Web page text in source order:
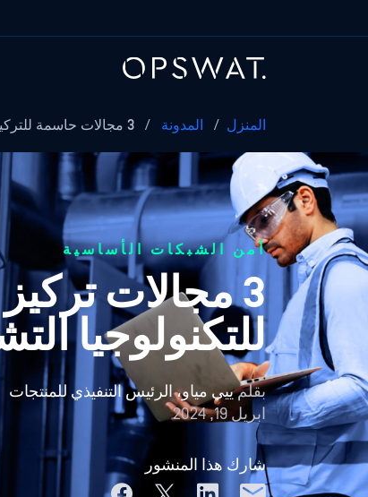
المنزل / المدونة /
أمن الشبكات الأساسية
3 مجالات
للتكنولوجيا
بقلمييي مياو، الرئيس التنفيذي للمنتجات
ابريل 19, 2024
شارك هذا المنشور